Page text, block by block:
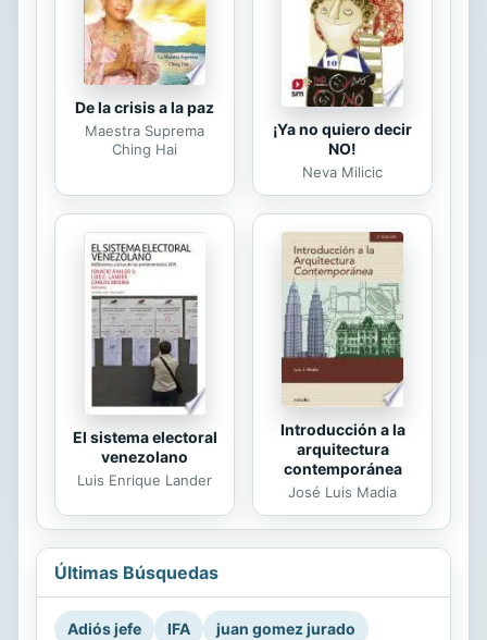
diferentes energías que enfrentará
mientras se eleva...
De la crisis a la paz
Maestra Suprema
Ching Hai
¡Ya no quiero decir
NO!
Neva Milicic
El sistema electoral
venezolano
Luis Enrique Lander
Introducción a la
arquitectura
contemporánea
José Luis Madia
Últimas Búsquedas
Adiós jefe IFA
juan gomez jurado